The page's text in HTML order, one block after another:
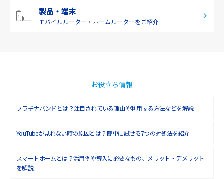
製品・端末
モバイルルーター・ ホームルーターをご紹介
お役立ち情報
プラチナバンドとは？注目されている理由や利用する方法などを解説
YouTubeが見れない時の原因とは？簡単に試せる7つの対処法を紹介
スマートホームとは？活用例や導入に必要なもの、メリット・デメリット
を解説